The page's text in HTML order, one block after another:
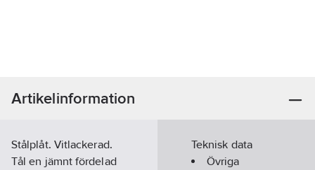
Artikelinformation
Stålplåt. Vitlackerad.
Tål en jämnt fördelad
Teknisk data
Övriga